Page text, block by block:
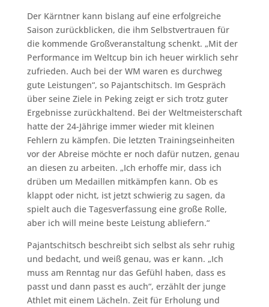
Der Kärntner kann bislang auf eine erfolgreiche
Saison zurückblicken, die ihm Selbstvertrauen für
die kommende Großveranstaltung schenkt. „Mit der
Performance im Weltcup bin ich heuer wirklich sehr
zufrieden. Auch bei der WM waren es durchweg
gute Leistungen“, so Pajantschitsch. Im Gespräch
über seine Ziele in Peking zeigt er sich trotz guter
Ergebnisse zurückhaltend. Bei der Weltmeisterschaft
hatte der 24-Jährige immer wieder mit kleinen
Fehlern zu kämpfen. Die letzten Trainingseinheiten
vor der Abreise möchte er noch dafür nutzen, genau
an diesen zu arbeiten. „Ich erhoffe mir, dass ich
drüben um Medaillen mitkämpfen kann. Ob es
klappt oder nicht, ist jetzt schwierig zu sagen, da
spielt auch die Tagesverfassung eine große Rolle,
aber ich will meine beste Leistung abliefern.“
Pajantschitsch beschreibt sich selbst als sehr ruhig
und bedacht, und weiß genau, was er kann. „Ich
muss am Renntag nur das Gefühl haben, dass es
passt und dann passt es auch“, erzählt der junge
Athlet mit einem Lächeln. Zeit für Erholung und